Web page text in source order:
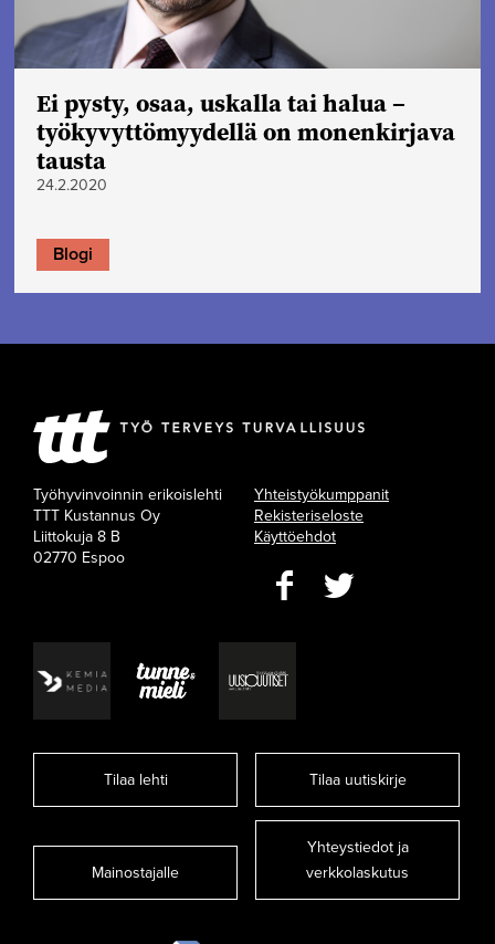
Ei pysty, osaa, uskalla tai halua –
työkyvyttömyydellä on monenkirjava
tausta
24.2.2020
Blogi
Työhyvinvoinnin erikoislehti
TTT Kustannus Oy
Liittokuja 8 B
02770 Espoo
Yhteistyökumppanit
Rekisteriseloste
Käyttöehdot
Tilaa lehti Tilaa uutiskirje
Mainostajalle
Yhteystiedot ja
verkkolaskutus